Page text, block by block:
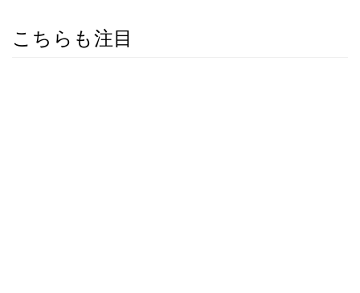
こちらも注目